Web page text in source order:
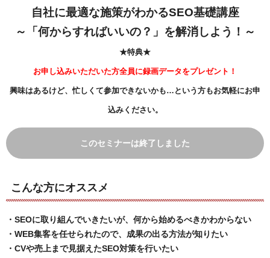
自社に最適な施策がわかるSEO基礎講座
～「何からすればいいの？」を解消しよう！～
★特典★
お申し込みいただいた方全員に録画データをプレゼント！
興味はあるけど、忙しくて参加できないかも…という方もお気軽にお申
込みください。
このセミナーは終了しました
こんな方にオススメ
・SEOに取り組んでいきたいが、何から始めるべきかわからない
・WEB集客を任せられたので、成果の出る方法が知りたい
・CVや売上まで見据えたSEO対策を行いたい